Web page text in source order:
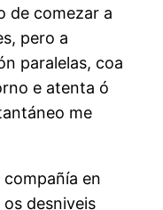
de comezar a
pero a
paralelas, coa
e atenta ó
me
compañía en
desniveis